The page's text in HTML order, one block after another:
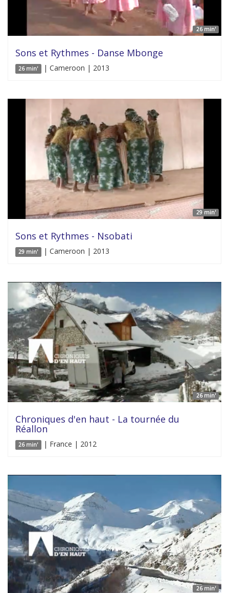
26 min'
Sons et Rythmes - Danse Mbonge
26 min' | Cameroon | 2013
29 min'
Sons et Rythmes - Nsobati
29 min' | Cameroon | 2013
26 min'
Chroniques d'en haut - La tournée du
Réallon
26 min' | France | 2012
26 min'